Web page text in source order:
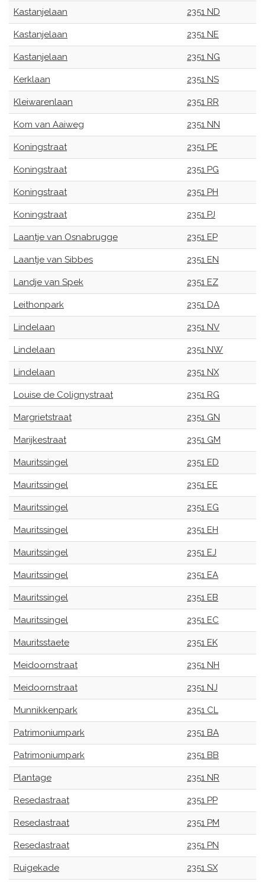
Kastanjelaan 2351 ND
Kastanjelaan 2351 NE
Kastanjelaan 2351 NG
Kerklaan 2351 NS
Kleiwarenlaan 2351 RR
Kom van Aaiweg 2351 NN
Koningstraat 2351 PE
Koningstraat 2351 PG
Koningstraat 2351 PH
Koningstraat 2351 PJ
Laantje van Osnabrugge 2351 EP
Laantje van Sibbes 2351 EN
Landje van Spek 2351 EZ
Leithonpark 2351 DA
Lindelaan 2351 NV
Lindelaan 2351 NW
Lindelaan 2351 NX
Louise de Colignystraat 2351 RG
Margrietstraat 2351 GN
Marijkestraat 2351 GM
Mauritssingel 2351 ED
Mauritssingel 2351 EE
Mauritssingel 2351 EG
Mauritssingel 2351 EH
Mauritssingel 2351 EJ
Mauritssingel 2351 EA
Mauritssingel 2351 EB
Mauritssingel 2351 EC
Mauritsstaete 2351 EK
Meidoornstraat 2351 NH
Meidoornstraat 2351 NJ
Munnikkenpark 2351 CL
Patrimoniumpark 2351 BA
Patrimoniumpark 2351 BB
Plantage 2351 NR
Resedastraat 2351 PP
Resedastraat 2351 PM
Resedastraat 2351 PN
Ruigekade 2351 SX